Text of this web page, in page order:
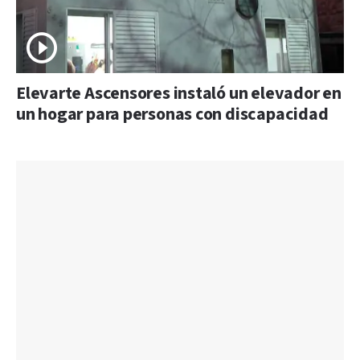
Elevarte Ascensores instaló un elevador en
un hogar para personas con discapacidad